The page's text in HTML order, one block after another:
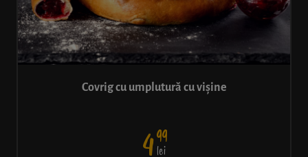
Covrig cu umplutură cu vișine
499
lei